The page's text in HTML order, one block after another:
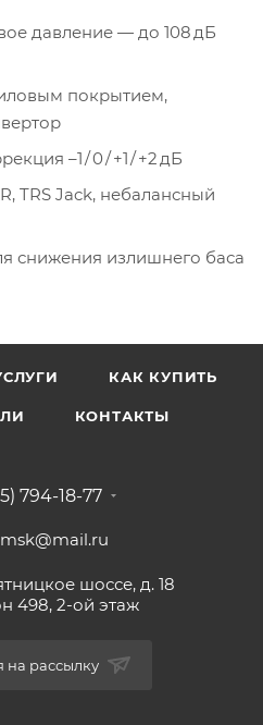
давление — до 108 дБ
покрытием,
–1 / 0 / +1 / +2 дБ
TRS Jack, небалансный
снижения излишнего баса
КАК КУПИТЬ
КОНТАКТЫ
794-18-77
шоссе, д. 18
498, 2-ой этаж
на рассылку